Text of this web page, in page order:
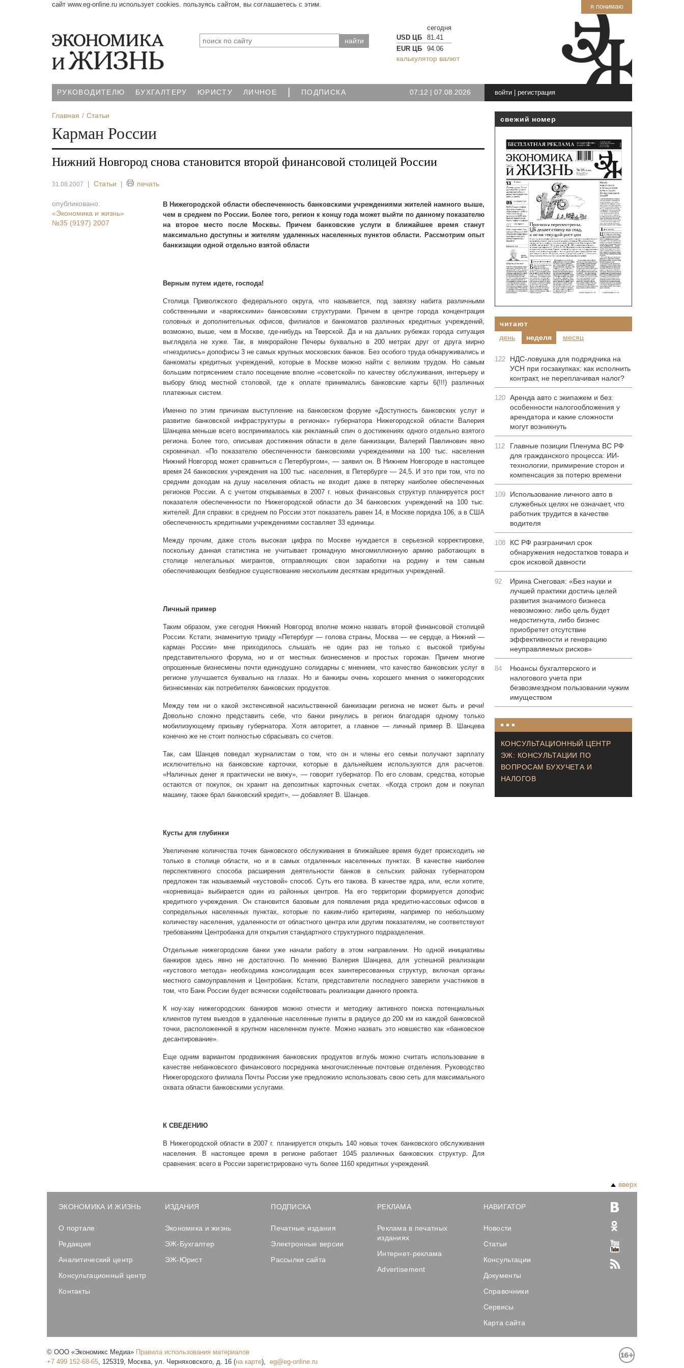
я понимаю
сайт www.eg-online.ru использует cookies. пользуясь сайтом, вы соглашаетесь с этим.
сегодня
USD ЦБ
81.41
EUR ЦБ
94.06
калькулятор валют
РУКОВОДИТЕЛЮ БУХГАЛТЕРУ ЮРИСТУ ЛИЧНОЕ | ПОДПИСКА 07:12 | 07.08.2026 войти| регистрация
Главная Статьи
Карман России
Нижний Новгород снова становится второй финансовой столицей России
31.08.2007 | Статьи | печать
опубликовано:
«Экономика и жизнь»
№35 (9197) 2007
В Нижегородской области обеспеченность банковскими учреждениями жителей намного выше,
чем в среднем по России. Более того, регион к концу года может выйти по данному показателю
на второе место после Москвы. Причем банковские услуги в ближайшее время станут
максимально доступны и жителям удаленных населенных пунктов области. Рассмотрим опыт
банкизации одной отдельно взятой области
Верным путем идете, господа!
Столица Приволжского федерального округа, что называется, под завязку набита различными
собственными и «варяжскими» банковскими структурами. Причем в центре города концентрация
головных и дополнительных офисов, филиалов и банкоматов различных кредитных учреждений,
возможно, выше, чем в Москве, где-нибудь на Тверской. Да и на дальних рубежах города ситуация
выглядела не хуже. Так, в микрорайоне Печеры буквально в 200 метрах друг от друга мирно
«гнездились» допофисы 3 не самых крупных московских банков. Без особого труда обнаруживались и
банкоматы кредитных учреждений, которые в Москве можно найти с великим трудом. Но самым
большим потрясением стало посещение вполне «советской» по качеству обслуживания, интерьеру и
выбору блюд местной столовой, где к оплате принимались банковские карты 6(!!!) различных
платежных систем.
Именно по этим причинам выступление на банковском форуме «Доступность банковских услуг и
развитие банковской инфраструктуры в регионах» губернатора Нижегородской области Валерия
Шанцева меньше всего воспринималось как рекламный спич о достижениях одного отдельно взятого
региона. Более того, описывая достижения области в деле банкизации, Валерий Павлинович явно
скромничал. «По показателю обеспеченности банковскими учреждениями на 100 тыс. населения
Нижний Новгород может сравниться с Петербургом», — заявил он. В Нижнем Новгороде в настоящее
время 24 банковских учреждения на 100 тыс. населения, в Петербурге — 24,5. И это при том, что по
средним доходам на душу населения область не входит даже в пятерку наиболее обеспеченных
регионов России. А с учетом открываемых в2007 г. новых финансовых структур планируется рост
показателя обеспеченности по Нижегородской области до 34 банковских учреждений на 100 тыс.
жителей. Для справки: в среднем по России этот показатель равен 14, в Москве порядка 106, а в США
обеспеченность кредитными учреждениями составляет 33 единицы.
Между прочим, даже столь высокая цифра по Москве нуждается в серьезной корректировке,
поскольку данная статистика не учитывает громадную многомиллионную армию работающих в
столице нелегальных мигрантов, отправляющих свои заработки на родину и тем самым
обеспечивающих безбедное существование нескольким десяткам кредитных учреждений.
Личный пример
Таким образом, уже сегодня Нижний Новгород вполне можно назвать второй финансовой столицей
России. Кстати, знаменитую триаду «Петербург — голова страны, Москва — ее сердце, а Нижний —
карман России» мне приходилось слышать не один раз не только с высокой трибуны
представительного форума, но и от местных бизнесменов и простых горожан. Причем многие
опрошенные бизнесмены почти единодушно солидарны с мнением, что качество банковских услуг в
регионе улучшается буквально на глазах. Но и банкиры очень хорошего мнения о нижегородских
бизнесменах как потребителях банковских продуктов.
Между тем ни о какой экстенсивной насильственной банкизации региона не может быть и речи!
Довольно сложно представить себе, что банки ринулись в регион благодаря одному только
мобилизующему призыву губернатора. Хотя авторитет, а главное — личный пример В. Шанцева
конечно же не стоит полностью сбрасывать со счетов.
Так, сам Шанцев поведал журналистам о том, что он и члены его семьи получают зарплату
исключительно на банковские карточки, которые в дальнейшем используются для расчетов.
«Наличных денег я практически не вижу», — говорит губернатор. По его словам, средства, которые
остаются от покупок, он хранит на депозитных карточных счетах. «Когда строил дом и покупал
машину, также брал банковский кредит», — добавляет В. Шанцев.
Кусты для глубинки
Увеличение количества точек банковского обслуживания в ближайшее время будет происходить не
только в столице области, но и в самых отдаленных населенных пунктах. В качестве наиболее
перспективного способа расширения деятельности банков в сельских районах губернатором
предложен так называемый «кустовой» способ. Суть его такова. В качестве ядра, или, если хотите,
«корневища» выбирается один из районных центров. На его территории формируется допофис
кредитного учреждения. Он становится базовым для появления ряда кредитно-кассовых офисов в
сопредельных населенных пунктах, которые по каким-либо критериям, например по небольшому
количеству населения, удаленности от областного центра или другим показателям, не соответствуют
требованиям Центробанка для открытия стандартного структурного подразделения.
Отдельные нижегородские банки уже начали работу в этом направлении. Но одной инициативы
банкиров здесь явно не достаточно. По мнению Валерия Шанцева, для успешной реализации
«кустового метода» необходима консолидация всех заинтересованных структур, включая органы
местного самоуправления и Центробанк. Кстати, представители последнего заверили участников в
том, что Банк России будет всячески содействовать реализации данного проекта.
К ноу-хау нижегородских банкиров можно отнести и методику активного поиска потенциальных
клиентов путем выездов в удаленные населенные пункты в радиусе до200 км из каждой банковской
точки, расположенной в крупном населенном пункте. Можно назвать это новшество как «банковское
десантирование».
Еще одним вариантом продвижения банковских продуктов вглубь можно считать использование в
качестве небанковского финансового посредника многочисленные почтовые отделения. Руководство
Нижегородского филиала Почты России уже предложило использовать свою сеть для максимального
охвата области банковскими услугами.
К СВЕДЕНИЮ
В Нижегородской области в 2007 г. планируется открыть 140 новых точек банковского обслуживания
населения. В настоящее время в регионе работает 1045 различных банковских структур. Для
сравнения: всего в России зарегистрировано чуть более 1160 кредитных учреждений.
свежий номер
читают
день
неделя месяц
122
НДС-ловушка для подрядчика на
УСН при госзакупках: как исполнить
контракт, не переплачивая налог?
120 Аренда авто с экипажем и без:
особенности налогообложения у
арендатора и какие сложности
могут возникнуть
112
Главные позиции Пленума ВС РФ
для гражданского процесса: ИИ-
технологии, примирение сторон и
компенсация за потерю времени
109
Использование личного авто в
служебных целях не означает, что
работник трудится в качестве
водителя
108
КС РФ разграничил срок
обнаружения недостатков товара и
срок исковой давности
92
Ирина Снеговая: «Без науки и
лучшей практики достичь целей
развития значимого бизнеса
невозможно: либо цель будет
недостигнута, либо бизнес
приобретет отсутствие
эффективности и генерацию
неуправляемых рисков»
84
Нюансы бухгалтерского и
налогового учета при
безвозмездном пользовании чужим
имуществом
КОНСУЛЬТАЦИОННЫЙ ЦЕНТР
ЭЖ: КОНСУЛЬТАЦИИ ПО
ВОПРОСАМ БУХУЧЕТА И
НАЛОГОВ
вверх
ЭКОНОМИКА И ЖИЗНЬ
О портале
Редакция
Аналитический центр
Консультационный центр
Контакты
ИЗДАНИЯ
Экономика и жизнь
ЭЖ-Бухгалтер
ЭЖ-Юрист
ПОДПИСКА
Печатные издания
Электронные версии
Рассылки сайта
РЕКЛАМА
Реклама в печатных
изданиях
Интернет-реклама
Advertisement
НАВИГАТОР
Новости
Статьи
Консультации
Документы
Справочники
Сервисы
Карта сайта
© ООО «Экономикс Медиа» Правила использования материалов
+7 499 152-68-65, 125319, Москва, ул. Черняховского, д. 16 (на карте),